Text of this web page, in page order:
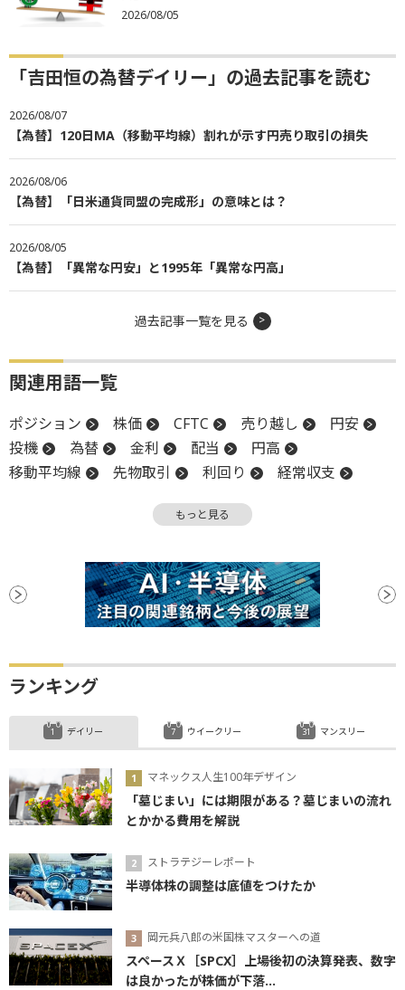
2026/08/05
「吉田恒の為替デイリー」の過去記事を読む
2026/08/07
【為替】120日MA（移動平均線）割れが示す円売り取引の損失
2026/08/06
【為替】「日米通貨同盟の完成形」の意味とは？
2026/08/05
【為替】「異常な円安」と1995年「異常な円高」
過去記事一覧を見る
関連用語一覧
ポジション 株価 CFTC 売り越し
円安
投機
為替 金利 配当
円高
移動平均線
先物取引 利回り
経常収支
もっと見る
ランキング
デイリー
マネックス人生100年デザイン
「墓じまい」には期限がある？墓じまいの流れ
とかかる費用を解説
ストラテジーレポート
半導体株の調整は底値をつけたか
岡元兵八郎の米国株マスターへの道
スペースＸ［SPCX］上場後初の決算発表、数字
は良かったが株価が下落...
ウイークリー マンスリー